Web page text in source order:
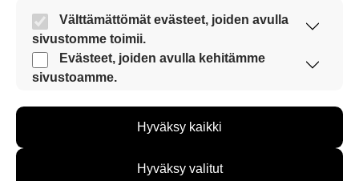
Voit kirjoittaa mielipiteesi
uutisesta
kommenttilaatikkoon.
Sinun pitää kirjoittaa myös
nimesi tai keksiä nimimerkki.
Välttämättömät evästeet, joiden avulla
sivustomme toimii.
Nämä evästeet ovat aina käytössä, jotta
sivustoamme voi käyttää sujuvasti ja turvallisesti.
Evästeet, joiden avulla kehitämme
sivustoamme.
kehittää sivustoamme vastaamaan paremmin
kävijämääristä ja siitä, mitä sivuja käytetään ja
Hyväksy kaikki
Hyväksy valitut